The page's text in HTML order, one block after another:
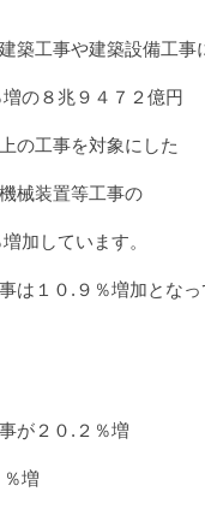
築工事や建築設備工事
の８兆９４７２億円
の工事を対象にした
械装置等工事の
加しています。
は１０.９％増加となっ
が２０.２％増
増